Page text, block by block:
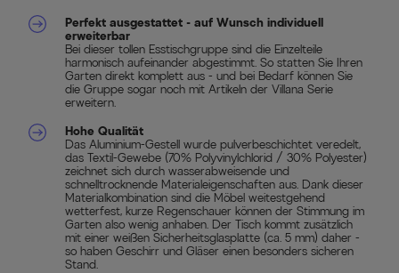
Perfekt ausgestattet - auf Wunsch individuell
erweiterbar
Bei dieser tollen Esstischgruppe sind die Einzelteile
harmonisch aufeinander abgestimmt. So statten Sie Ihren
Garten direkt komplett aus - und bei Bedarf können Sie
die Gruppe sogar noch mit Artikeln der Villana Serie
erweitern.
Hohe Qualität
Das Aluminium-Gestell wurde pulverbeschichtet veredelt,
das Textil-Gewebe (70% Polyvinylchlorid / 30% Polyester)
zeichnet sich durch wasserabweisende und
schnelltrocknende Materialeigenschaften aus. Dank dieser
Materialkombination sind die Möbel weitestgehend
wetterfest, kurze Regenschauer können der Stimmung im
Garten also wenig anhaben. Der Tisch kommt zusätzlich
mit einer weißen Sicherheitsglasplatte (ca. 5 mm) daher -
so haben Geschirr und Gläser einen besonders sicheren
Stand.